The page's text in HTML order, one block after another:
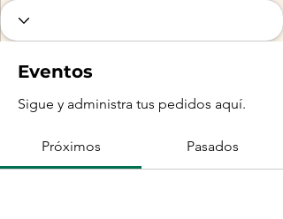
Eventos
Sigue y administra tus pedidos aquí.
Próximos Pasados